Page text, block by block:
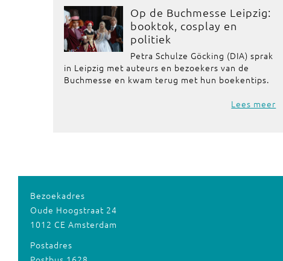
Op de Buchmesse Leipzig:
booktok, cosplay en
politiek
Petra Schulze Göcking (DIA) sprak
in Leipzig met auteurs en bezoekers van de
Buchmesse en kwam terug met hun boekentips.
Lees meer
Bezoekadres
Oude Hoogstraat 24
1012 CE Amsterdam
Postadres